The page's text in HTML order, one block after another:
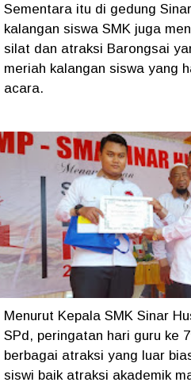
Sementara itu di gedung
kalangan siswa SMK juga
silat dan atraksi Barongsai
meriah kalangan siswa yang
acara.
Menurut Kepala SMK Sinar
SPd, peringatan hari guru ke
berbagai atraksi yang luar
siswi baik atraksi akademik